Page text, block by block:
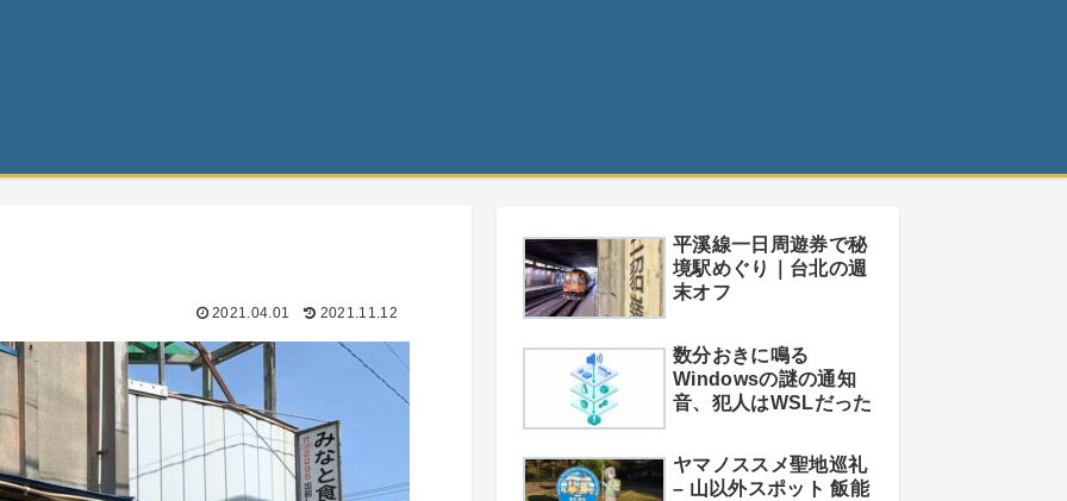
2021.04.01 2021.11.12
平溪線一日周遊券で秘
境駅めぐり｜台北の週
末オフ
数分おきに鳴る
Windowsの謎の通知
音、犯人はWSLだった
ヤマノススメ聖地巡礼
– 山以外スポット 飯能